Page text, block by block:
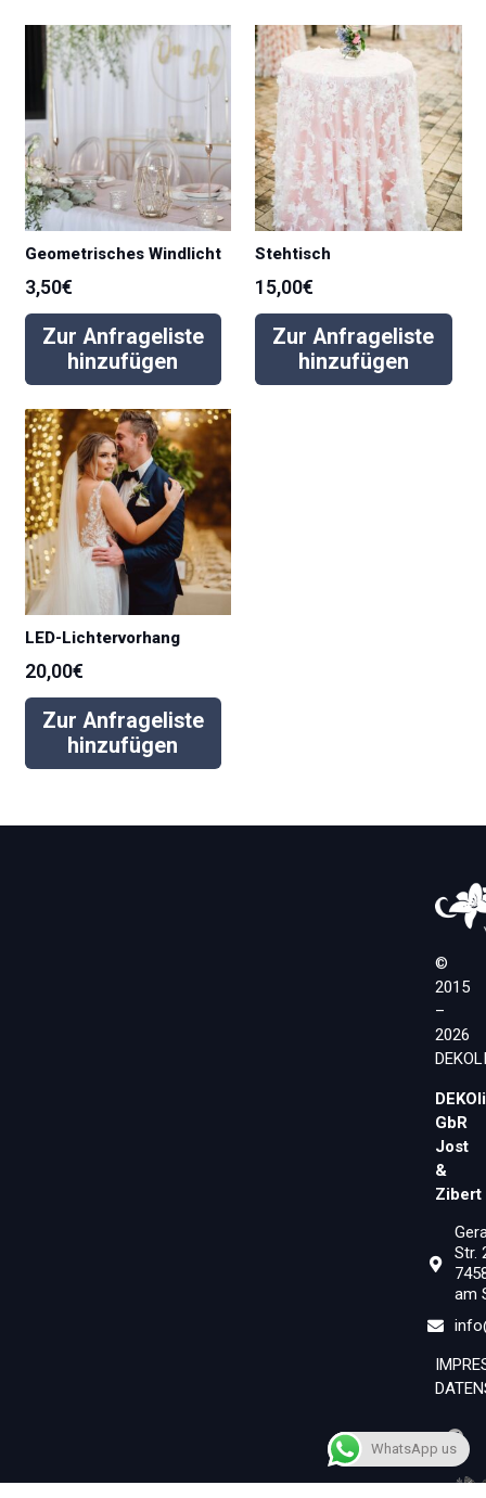
Geometrisches Windlicht
3,50€
Zur Anfrageliste
hinzufügen
Stehtisch
15,00€
Zur Anfrageliste
hinzufügen
LED-Lichtervorhang
20,00€
Zur Anfrageliste
hinzufügen
©
2015
–
2026
GbR
Jost
&
Zibert
Str.
am
WhatsApp us